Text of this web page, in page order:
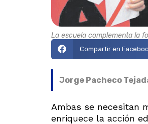
La escuela complementa la
Compartir en
Jorge Pacheco
Ambas se necesitan
enriquece la acción